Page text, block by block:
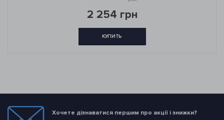
2 254 грн
КУПИТЬ
Хочете дізнаватися першим про акції і знижки?